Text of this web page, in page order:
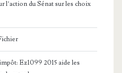
du Sénat sur les choix
Ez1099 2015 aide les